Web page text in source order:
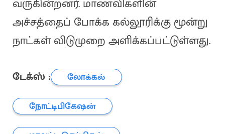
வருகின்றனர். மாணவிகளின்
அச்சத்தைப் போக்க கல்லூரிக்கு மூன்று
நாட்கள் விடுமுறை அளிக்கப்பட்டுள்ளது.
டேக்ஸ் :
லோக்கல்
நோட்டிபிகேஷன்